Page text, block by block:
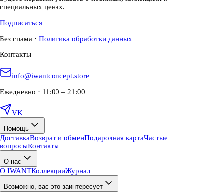
специальных ценах.
Подписаться
Без спама · Политика обработки данных
Контакты
info@iwantconcept.store
Ежедневно · 11:00 – 21:00
VK
Помощь
ДоставкаВозврат и обменПодарочная картаЧастые
вопросыКонтакты
О нас
О IWANTКоллекцииЖурнал
Возможно, вас это заинтересует